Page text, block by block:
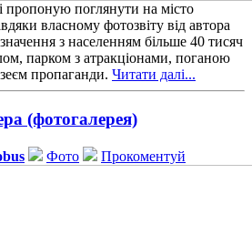
пропоную поглянути на місто
власному фотозвіту від автора
з населенням більше 40 тисяч
парком з атракціонами, поганою
пропаганди. Читати далі...
(фотогалерея)
Фото Прокоментуй